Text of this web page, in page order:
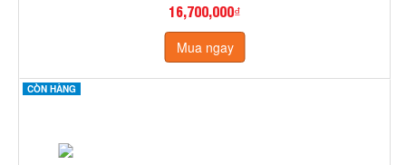
16,700,000₫
Mua ngay
CÒN HÀNG